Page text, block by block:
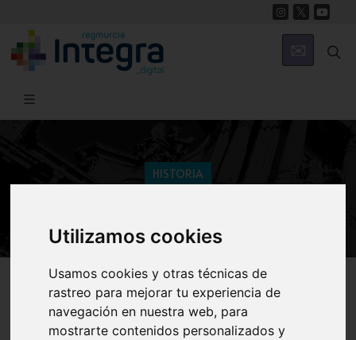
Utilizamos cookies
Usamos cookies y otras técnicas de
rastreo para mejorar tu experiencia de
navegación en nuestra web, para
mostrarte contenidos personalizados y
HISTORIA
Región de Murcia Digital Historia